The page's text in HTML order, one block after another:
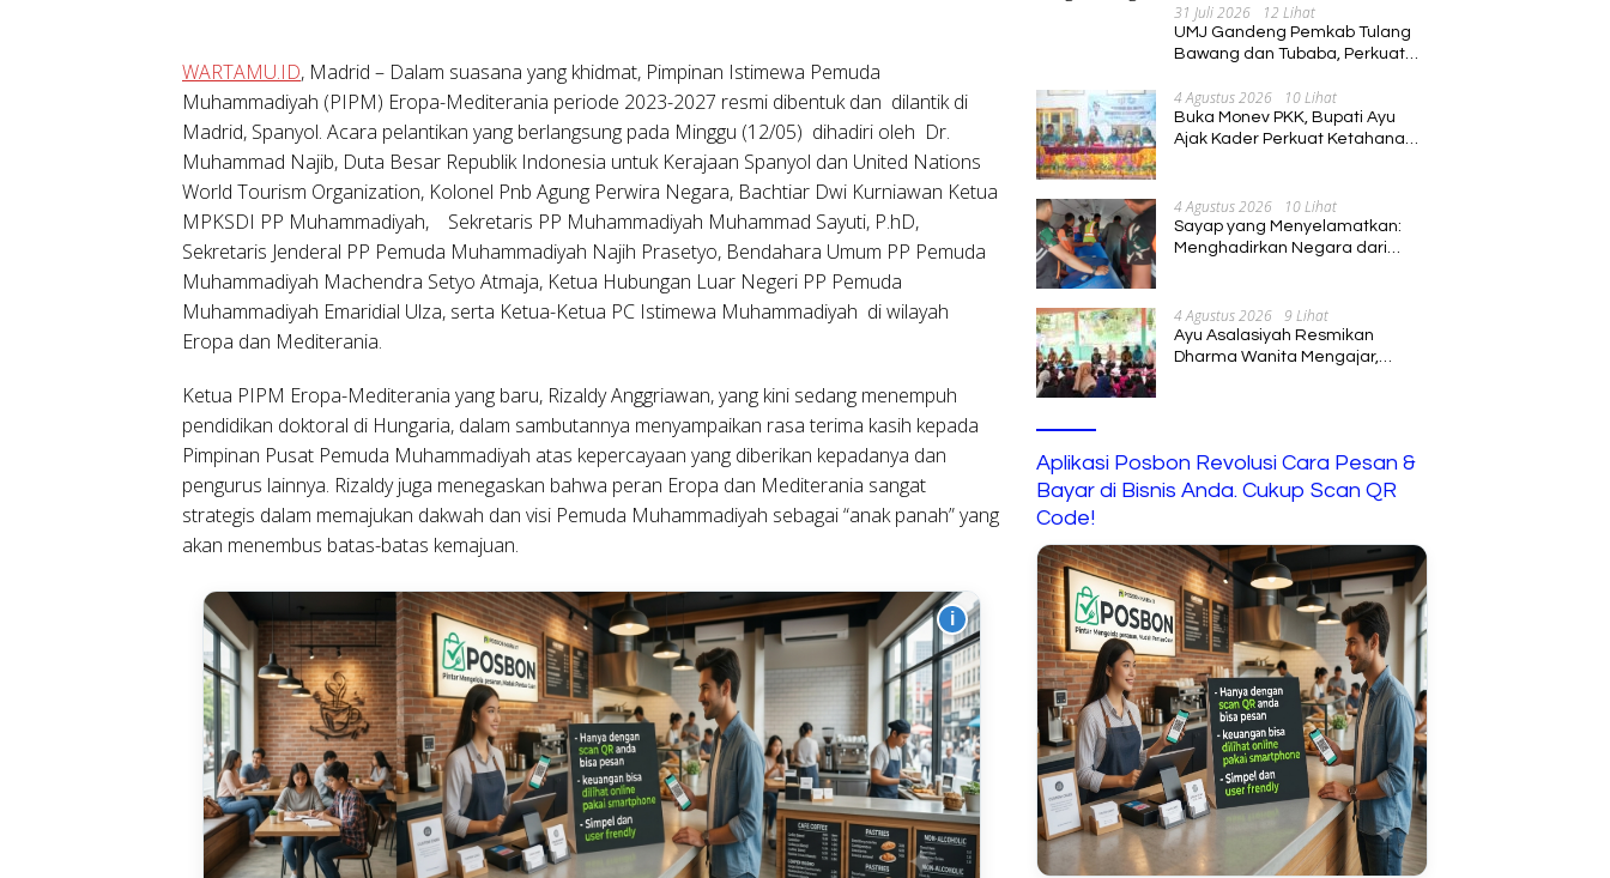
WARTAMU.ID, Madrid – Dalam suasana yang khidmat, Pimpinan Istimewa Pemuda
Muhammadiyah (PIPM) Eropa-Mediterania periode 2023-2027 resmi dibentuk dan dilantik di
Madrid, Spanyol. Acara pelantikan yang berlangsung pada Minggu (12/05) dihadiri oleh Dr.
Muhammad Najib, Duta Besar Republik Indonesia untuk Kerajaan Spanyol dan United Nations
World Tourism Organization, Kolonel Pnb Agung Perwira Negara, Bachtiar Dwi Kurniawan Ketua
MPKSDI PP Muhammadiyah, Sekretaris PP Muhammadiyah Muhammad Sayuti, P.hD,
Sekretaris Jenderal PP Pemuda Muhammadiyah Najih Prasetyo, Bendahara Umum PP Pemuda
Muhammadiyah Machendra Setyo Atmaja, Ketua Hubungan Luar Negeri PP Pemuda
Muhammadiyah Emaridial Ulza, serta Ketua-Ketua PC Istimewa Muhammadiyah di wilayah
Eropa dan Mediterania.
Ketua PIPM Eropa-Mediterania yang baru, Rizaldy Anggriawan, yang kini sedang menempuh
pendidikan doktoral di Hungaria, dalam sambutannya menyampaikan rasa terima kasih kepada
Pimpinan Pusat Pemuda Muhammadiyah atas kepercayaan yang diberikan kepadanya dan
pengurus lainnya. Rizaldy juga menegaskan bahwa peran Eropa dan Mediterania sangat
strategis dalam memajukan dakwah dan visi Pemuda Muhammadiyah sebagai “anak panah” yang
akan menembus batas-batas kemajuan.
i
31 Juli 2026 12 Lihat
UMJ Gandeng Pemkab Tulang
Bawang dan Tubaba, Perkuat
Pengembangan SDM
4 Agustus 2026 10 Lihat
Buka Monev PKK, Bupati Ayu
Ajak Kader Perkuat Ketahanan
4 Agustus 2026 10 Lihat
Sayap yang Menyelamatkan:
Menghadirkan Negara dari
4 Agustus 2026 9 Lihat
Ayu Asalasiyah Resmikan
Dharma Wanita Mengajar,
Aplikasi Posbon Revolusi Cara Pesan &
Bayar di Bisnis Anda. Cukup Scan QR
Code!